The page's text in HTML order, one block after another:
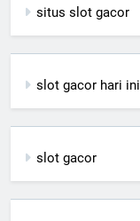
situs slot gacor
slot gacor hari ini
slot gacor